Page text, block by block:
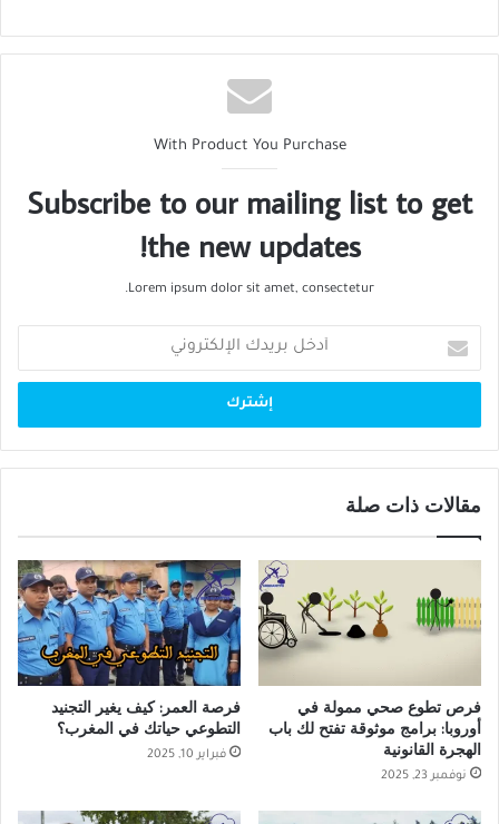
With Product You Purchase
Subscribe to our mailing list to get
the new updates!
Lorem ipsum dolor sit amet, consectetur.
بريدك
الإلكتروني
مقالات ذات صلة
فرص تطوع صحي ممولة في
أوروبا: برامج موثوقة تفتح لك باب
الهجرة القانونية
نوفمبر 23, 2025
فرصة العمر: كيف يغير التجنيد
التطوعي حياتك في المغرب؟
فبراير 10, 2025